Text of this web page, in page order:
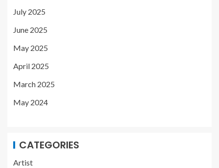
July 2025
June 2025
May 2025
April 2025
March 2025
May 2024
CATEGORIES
Artist